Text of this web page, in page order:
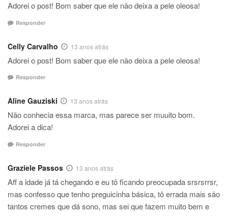
Adorei o post! Bom saber que ele não deixa a pele oleosa!
Responder
Celly Carvalho 13 anos atrás
Adorei o post! Bom saber que ele não deixa a pele oleosa!
Responder
Aline Gauziski 13 anos atrás
Não conhecia essa marca, mas parece ser muuito bom.
Adorei a dica!
Responder
Graziele Passos 13 anos atrás
Aff a idade já tá chegando e eu tô ficando preocupada srsrsrrsr,
mas confesso que tenho preguicinha básica, tô errada mais são
tantos cremes que dá sono, mas sei que fazem muito bem e